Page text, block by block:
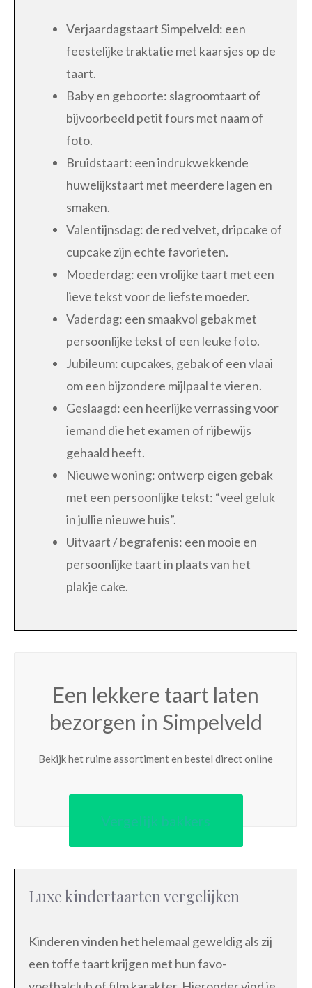
Verjaardagstaart Simpelveld: een
feestelijke traktatie met kaarsjes op de
taart.
Baby en geboorte: slagroomtaart of
bijvoorbeeld petit fours met naam of
foto.
Bruidstaart: een indrukwekkende
huwelijkstaart met meerdere lagen en
smaken.
Valentijnsdag: de red velvet, dripcake of
cupcake zijn echte favorieten.
Moederdag: een vrolijke taart met een
lieve tekst voor de liefste moeder.
Vaderdag: een smaakvol gebak met
persoonlijke tekst of een leuke foto.
Jubileum: cupcakes, gebak of een vlaai
om een bijzondere mijlpaal te vieren.
Geslaagd: een heerlijke verrassing voor
iemand die het examen of rijbewijs
gehaald heeft.
Nieuwe woning: ontwerp eigen gebak
met een persoonlijke tekst: “veel geluk
in jullie nieuwe huis”.
Uitvaart / begrafenis: een mooie en
persoonlijke taart in plaats van het
plakje cake.
Een lekkere taart laten
bezorgen in Simpelveld
Bekijk het ruime assortiment en bestel direct online
Vergelijk bakkers
Luxe kindertaarten vergelijken
Kinderen vinden het helemaal geweldig als zij
een toffe taart krijgen met hun favo-